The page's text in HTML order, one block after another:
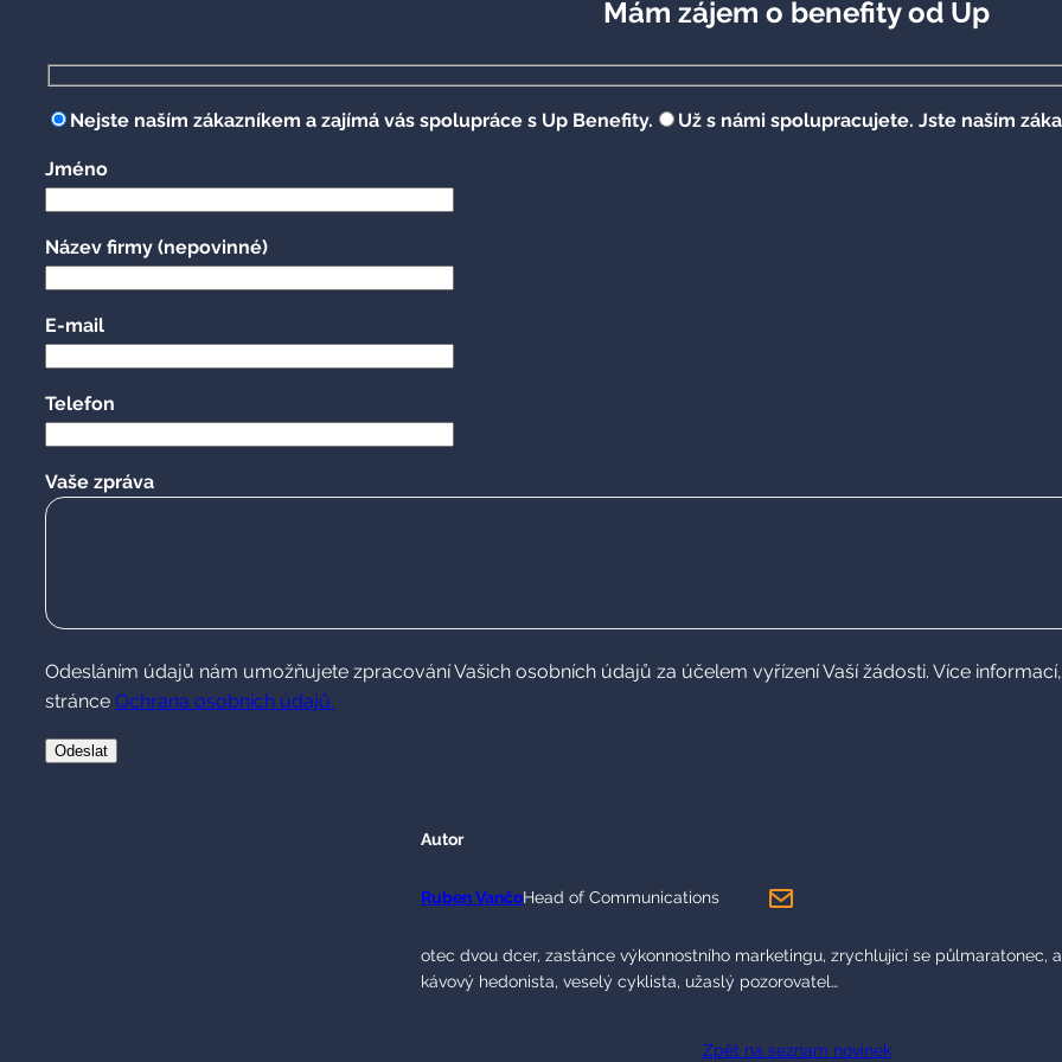
Mám zájem o benefity od Up
Nejste naším zákazníkem a zajímá vás spolupráce s Up Benefity. Už s námi spolupracujete. Jste naším
Jméno
Název firmy (nepovinné)
E-mail
Telefon
Vaše zpráva
Odesláním údajů nám umožňujete zpracování Vašich osobních údajů za účelem vyřízení Vaší žádosti. Více
stránce Ochrana osobních údajů.
Autor
Ruben VančoHead of Communications
otec dvou dcer, zastánce výkonnostního marketingu, zrychlující se půlmaratonec,
kávový hedonista, veselý cyklista, užaslý pozorovatel…
Zpět na seznam novinek